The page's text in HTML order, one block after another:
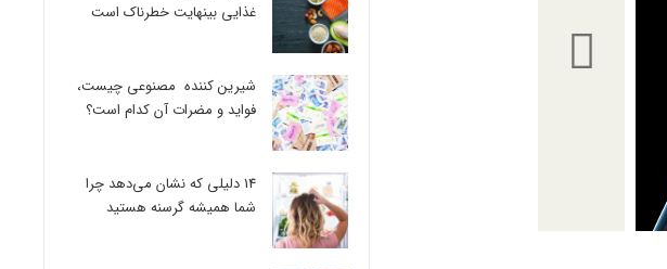
غذایی بینهایت خطرناک است
شیرین کننده مصنوعی چیست،
فواید و مضرات آن کدام است؟
14 دلیلی که نشان می‌دهد چرا
شما همیشه گرسنه هستید